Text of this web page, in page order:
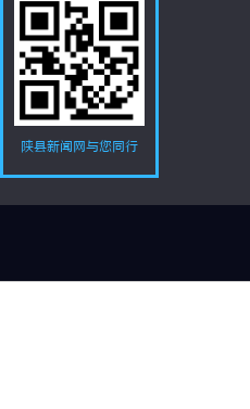
陕县新闻网与您同行